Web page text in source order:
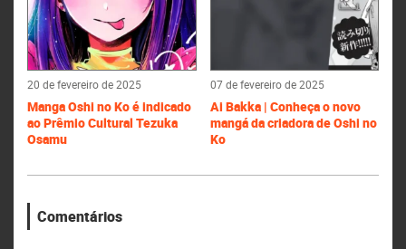
20 de fevereiro de 2025
Manga Oshi no Ko é indicado
ao Prêmio Cultural Tezuka
Osamu
07 de fevereiro de 2025
Ai Bakka | Conheça o novo
mangá da criadora de Oshi no
Ko
Comentários